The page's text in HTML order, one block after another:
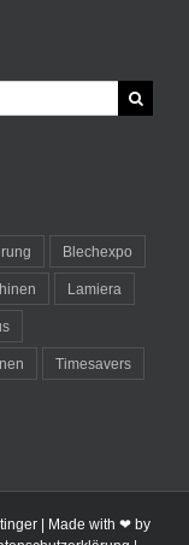
Blechexpo
Lamiera
Timesavers
| Made with ❤ by